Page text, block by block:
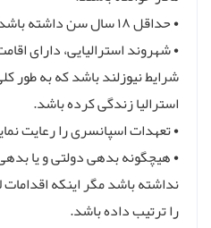
• حداقل ۱۸ سال سن داشته باشد.
• شهروند استرالیایی، دارای
استرالیا زندگی کرده باشد.
• تعهدات اسپانسری را رعایت
• هیچگونه بدهی دولتی و یا
نداشته باشد مگر اینکه
را ترتیب داده باشد.